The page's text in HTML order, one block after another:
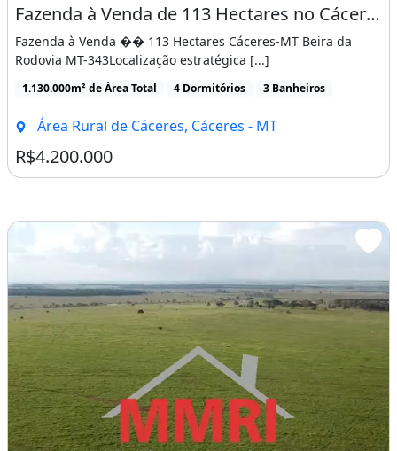
Fazenda à Venda de 113 Hectares no Cáceres-MT
Fazenda à Venda �� 113 Hectares Cáceres-MT Beira da
Rodovia MT-343Localização estratégica [...]
1.130.000m² de Área Total 4 Dormitórios 3 Banheiros
Área Rural de Cáceres, Cáceres - MT
R$4.200.000